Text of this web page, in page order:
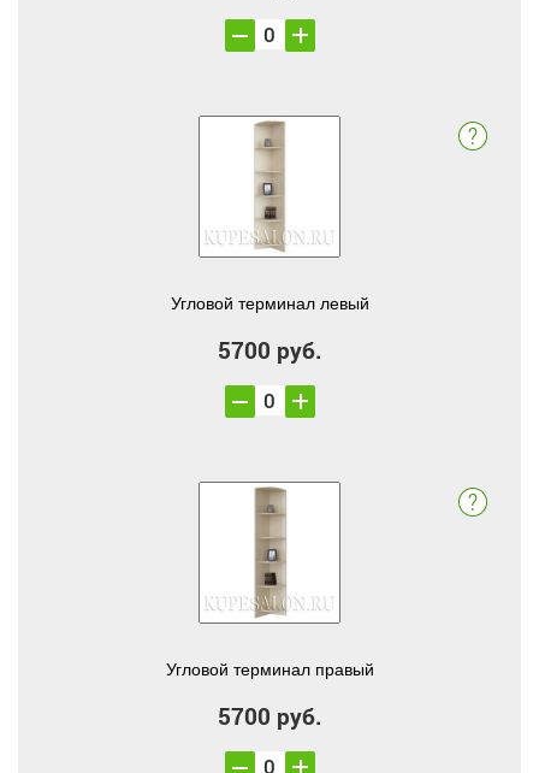
Угловой терминал левый
5700 руб.
Угловой терминал правый
5700 руб.